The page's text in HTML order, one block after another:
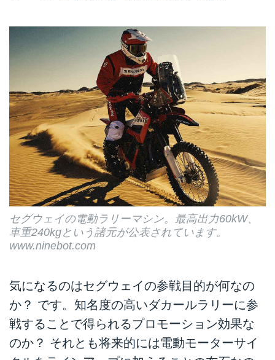
セグウェイの電動ラリーマシン。最高出力60kW、
車重240kgという諸元が公表されています。
www.ninebot.com
気になるのはセグウェイの参戦目的が何なの
か？ です。知名度の高いダカールラリーに参
戦することで得られるプロモーション効果な
のか？ それとも将来的には電動モーターサイ